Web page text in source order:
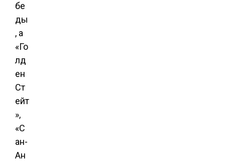
бе
ды
, а
«Го
лд
ен
Ст
ейт
»,
«С
ан-
Ан